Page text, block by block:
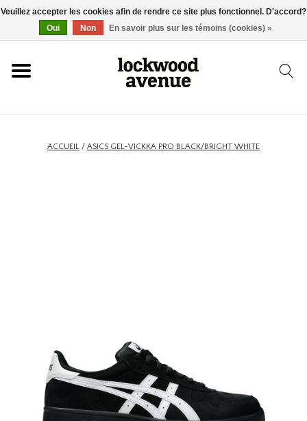
ACCUEIL
NOUVEAU
MARQUES
ACCUEIL / ASICS GEL-VICKKA PRO BLACK/BRIGHT WHITE
Veuillez accepter les cookies afin de rendre ce site plus fonctionnel. D'accord?
Oui
Non En savoir plus sur les témoins (cookies) »